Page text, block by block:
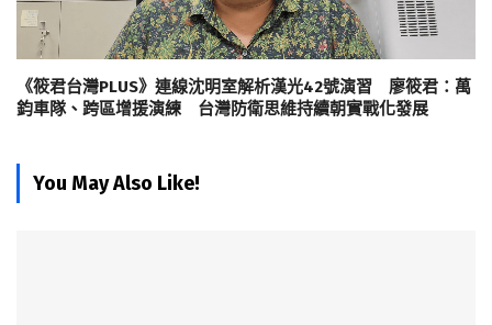
《筱君台灣PLUS》連線沈明室解析漢光42號演習 廖筱君：萬
鈞車隊、跨區增援演練 台灣防衛思維持續朝實戰化發展
You May Also Like!